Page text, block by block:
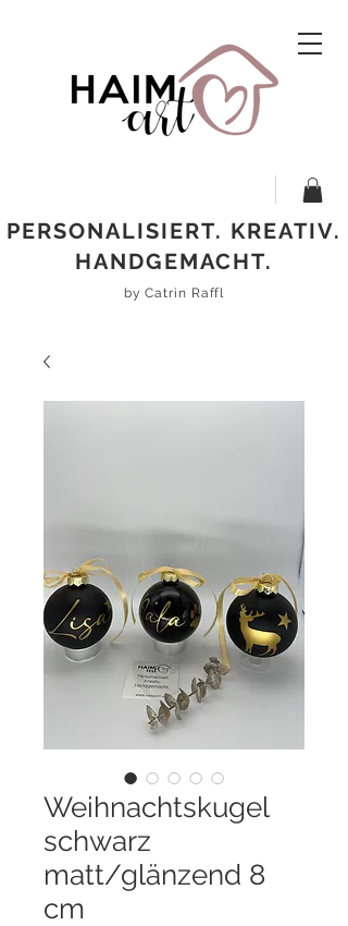
PERSONALISIERT. KREATIV.
HANDGEMACHT.
by Catrin Raffl
Weihnachtskugel
schwarz
matt/glänzend 8
cm